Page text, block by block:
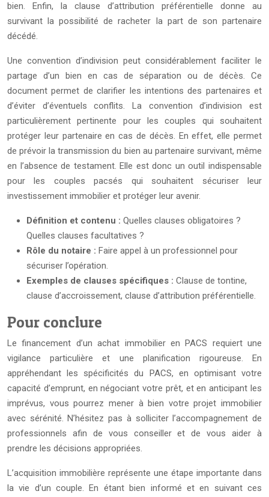
bien. Enfin, la clause d’attribution préférentielle donne au
survivant la possibilité de racheter la part de son partenaire
décédé.
Une convention d’indivision peut considérablement faciliter le
partage d’un bien en cas de séparation ou de décès. Ce
document permet de clarifier les intentions des partenaires et
d’éviter d’éventuels conflits. La convention d’indivision est
particulièrement pertinente pour les couples qui souhaitent
protéger leur partenaire en cas de décès. En effet, elle permet
de prévoir la transmission du bien au partenaire survivant, même
en l’absence de testament. Elle est donc un outil indispensable
pour les couples pacsés qui souhaitent sécuriser leur
investissement immobilier et protéger leur avenir.
Définition et contenu : Quelles clauses obligatoires ?
Quelles clauses facultatives ?
Rôle du notaire : Faire appel à un professionnel pour
sécuriser l’opération.
Exemples de clauses spécifiques : Clause de tontine,
clause d’accroissement, clause d’attribution préférentielle.
Pour conclure
Le financement d’un achat immobilier en PACS requiert une
vigilance particulière et une planification rigoureuse. En
appréhendant les spécificités du PACS, en optimisant votre
capacité d’emprunt, en négociant votre prêt, et en anticipant les
imprévus, vous pourrez mener à bien votre projet immobilier
avec sérénité. N’hésitez pas à solliciter l’accompagnement de
professionnels afin de vous conseiller et de vous aider à
prendre les décisions appropriées.
L’acquisition immobilière représente une étape importante dans
la vie d’un couple. En étant bien informé et en suivant ces